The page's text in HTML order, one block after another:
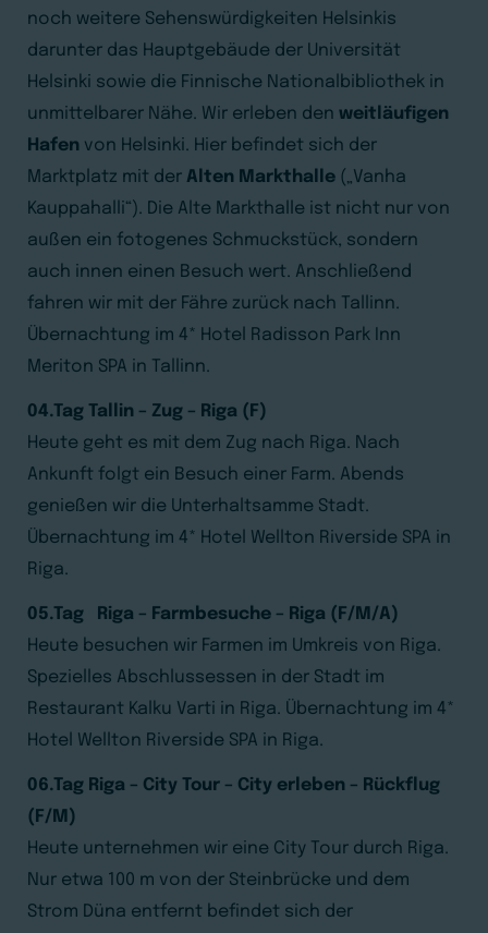
noch weitere Sehenswürdigkeiten Helsinkis
darunter das Hauptgebäude der Universität
Helsinki sowie die Finnische Nationalbibliothek in
unmittelbarer Nähe. Wir erleben den weitläufigen
Hafen von Helsinki. Hier befindet sich der
Marktplatz mit der Alten Markthalle („Vanha
Kauppahalli“). Die Alte Markthalle ist nicht nur von
außen ein fotogenes Schmuckstück, sondern
auch innen einen Besuch wert. Anschließend
fahren wir mit der Fähre zurück nach Tallinn.
Übernachtung im 4* Hotel Radisson Park Inn
Meriton SPA in Tallinn.
04.Tag Tallin – Zug – Riga (F)
Heute geht es mit dem Zug nach Riga. Nach
Ankunft folgt ein Besuch einer Farm. Abends
genießen wir die Unterhaltsamme Stadt.
Übernachtung im 4* Hotel Wellton Riverside SPA in
Riga.
05.Tag Riga – Farmbesuche – Riga (F/M/A)
Heute besuchen wir Farmen im Umkreis von Riga.
Spezielles Abschlussessen in der Stadt im
Restaurant Kalku Varti in Riga. Übernachtung im 4*
Hotel Wellton Riverside SPA in Riga.
06.Tag Riga – City Tour – City erleben – Rückflug
(F/M)
Heute unternehmen wir eine City Tour durch Riga.
Nur etwa 100 m von der Steinbrücke und dem
Strom Düna entfernt befindet sich der